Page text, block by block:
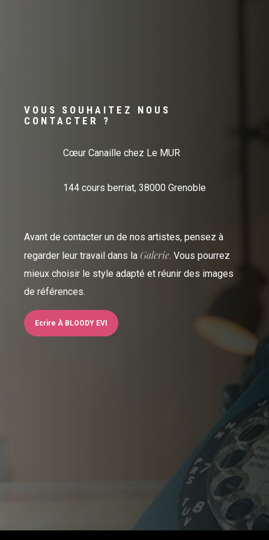
VOUS SOUHAITEZ NOUS
CONTACTER ?
Cœur Canaille chez Le MUR
144 cours berriat, 38000 Grenoble
Avant de contacter un de nos artistes, pensez à
regarder leur travail dans laGalerie. Vous pourrez
mieux choisir le style adapté et réunir des images
de références.
Ecrire À BLOODY EVI